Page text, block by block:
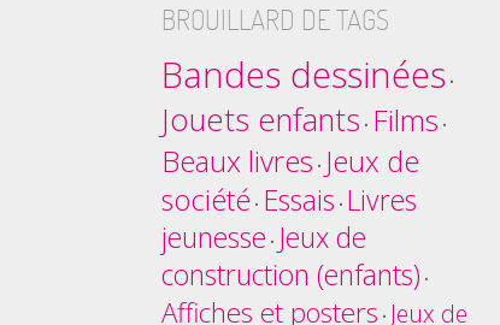
BROUILLARD DE TAGS
Bandes dessinées •
Jouets enfants • Films •
Beaux livres • Jeux de
société • Essais • Livres
jeunesse • Jeux de
construction (enfants) •
Affiches et posters • Jeux de